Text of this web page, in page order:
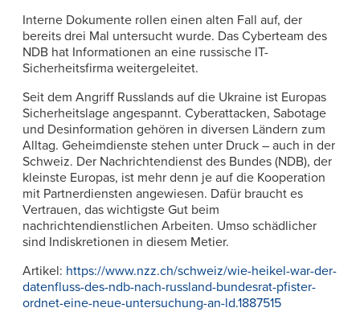
Interne Dokumente rollen einen alten Fall auf, der
bereits drei Mal untersucht wurde. Das Cyberteam des
NDB hat Informationen an eine russische IT-
Sicherheitsfirma weitergeleitet.
Seit dem Angriff Russlands auf die Ukraine ist Europas
Sicherheitslage angespannt. Cyberattacken, Sabotage
und Desinformation gehören in diversen Ländern zum
Alltag. Geheimdienste stehen unter Druck – auch in der
Schweiz. Der Nachrichtendienst des Bundes (NDB), der
kleinste Europas, ist mehr denn je auf die Kooperation
mit Partnerdiensten angewiesen. Dafür braucht es
Vertrauen, das wichtigste Gut beim
nachrichtendienstlichen Arbeiten. Umso schädlicher
sind Indiskretionen in diesem Metier.
Artikel: https://www.nzz.ch/schweiz/wie-heikel-war-der-
datenfluss-des-ndb-nach-russland-bundesrat-pfister-
ordnet-eine-neue-untersuchung-an-ld.1887515